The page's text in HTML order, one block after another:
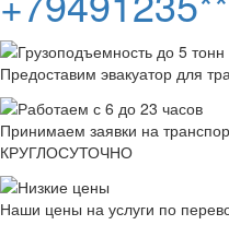
Предоставим эвакуатор для
Принимаем заявки на
КРУГЛОСУТОЧНО
Наши цены на услуги по